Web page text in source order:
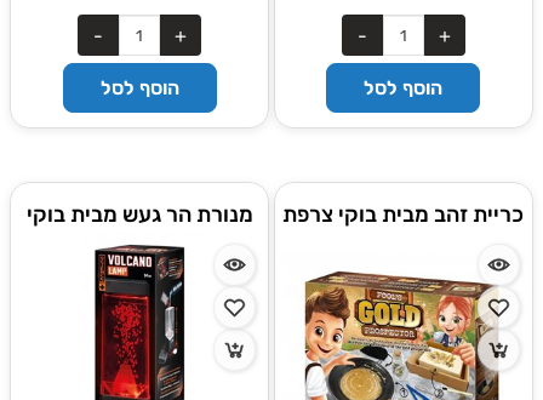
הוסף לסל הוסף לסל
כריית זהב מבית בוקי צרפת
מנורת הר געש מבית בוקי
צרפת